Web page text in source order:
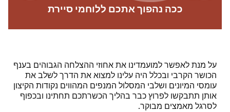
ככה נהפוך אתכם ללוחמי סיירת
על מנת לאפשר למועמדינו את אחוזי ההצלחה הגבוהים בענף
הכושר הקרבי ובכלל היה עלינו למצוא את הדרך לשלב את
עומסי המיונים ושלבי המסלול המנפים המהווים נקודות הקיצון
אותן תתבקשו לפרוץ כבר בהליך הכשרתכם תחתינו ובכפוף
לסרגל מאמצים מבוקר.